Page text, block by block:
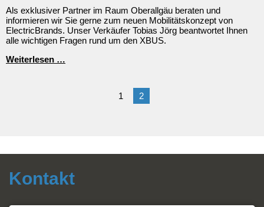
Als exklusiver Partner im Raum Oberallgäu beraten und
informieren wir Sie gerne zum neuen Mobilitätskonzept von
ElectricBrands. Unser Verkäufer Tobias Jörg beantwortet Ihnen
alle wichtigen Fragen rund um den XBUS.
Weiterlesen …
1 2
Kontakt